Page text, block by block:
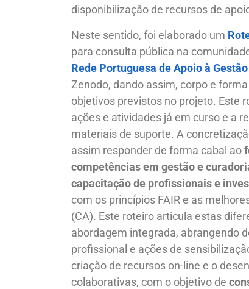
disponibilização de recursos de
Neste sentido, foi elaborado um
para consulta pública na
Rede Portuguesa de Apoio à
Zenodo, dando assim, corpo e
objetivos previstos no projeto. Este
ações e atividades já em curso e a
materiais de suporte. A
assim responder de forma cabal ao
competências em gestão e
capacitação de profissionais e
com os princípios FAIR e as
(CA). Este roteiro articula estas
abordagem integrada, abrangendo
profissional e ações de
criação de recursos on-line e o
colaborativas, com o objetivo de